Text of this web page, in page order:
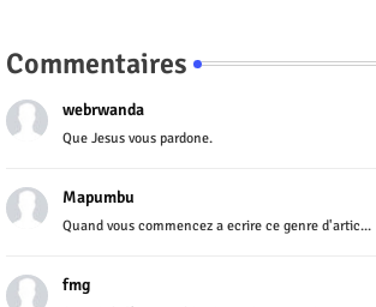
Commentaires
webrwanda
Que Jesus vous pardone.
Mapumbu
Quand vous commencez a ecrire ce genre d'artic...
fmg